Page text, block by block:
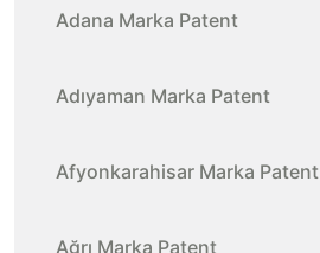
Adana Marka Patent
Adıyaman Marka Patent
Afyonkarahisar Marka Patent
Ağrı Marka Patent